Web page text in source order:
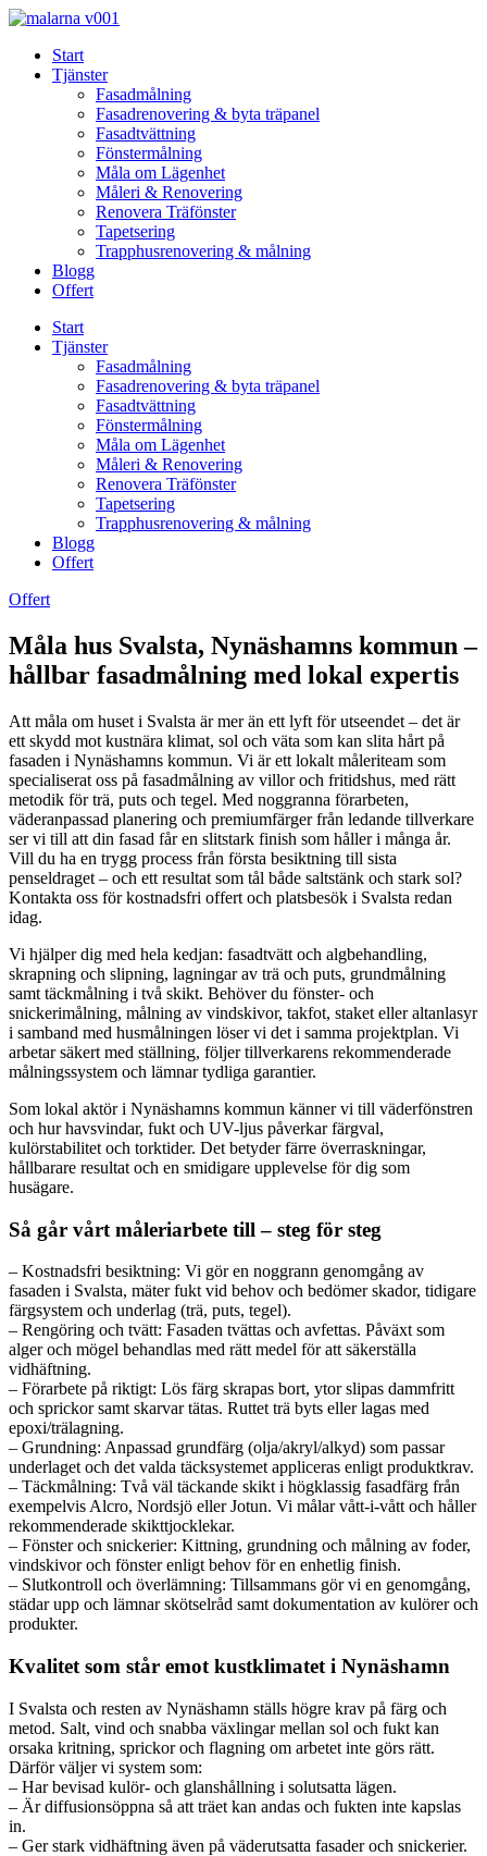
Skip
contentStart
Tjänster
Fasadmålning
Fasadrenovering & byta träpanel
Fasadtvättning
Fönstermålning
Måla om Lägenhet
Måleri & Renovering
Renovera Träfönster
Tapetsering
Trapphusrenovering & målning
Blogg
Offert
Start
Tjänster
Fasadmålning
Fasadrenovering & byta träpanel
Fasadtvättning
Fönstermålning
Måla om Lägenhet
Måleri & Renovering
Renovera Träfönster
Tapetsering
Trapphusrenovering & målning
Blogg
Offert
Offert
Måla hus Svalsta, Nynäshamns kommun –
hållbar fasadmålning med lokal expertis
Att måla om huset i Svalsta är mer än ett lyft för utseendet – det är
ett skydd mot kustnära klimat, sol och väta som kan slita hårt på
fasaden i Nynäshamns kommun. Vi är ett lokalt måleriteam som
specialiserat oss på fasadmålning av villor och fritidshus, med rätt
metodik för trä, puts och tegel. Med noggranna förarbeten,
väderanpassad planering och premiumfärger från ledande tillverkare
ser vi till att din fasad får en slitstark finish som håller i många år.
Vill du ha en trygg process från första besiktning till sista
penseldraget – och ett resultat som tål både saltstänk och stark sol?
Kontakta oss för kostnadsfri offert och platsbesök i Svalsta redan
idag.
Vi hjälper dig med hela kedjan: fasadtvätt och algbehandling,
skrapning och slipning, lagningar av trä och puts, grundmålning
samt täckmålning i två skikt. Behöver du fönster- och
snickerimålning, målning av vindskivor, takfot, staket eller altanlasyr
i samband med husmålningen löser vi det i samma projektplan. Vi
arbetar säkert med ställning, följer tillverkarens rekommenderade
målningssystem och lämnar tydliga garantier.
Som lokal aktör i Nynäshamns kommun känner vi till väderfönstren
och hur havsvindar, fukt och UV-ljus påverkar färgval,
kulörstabilitet och torktider. Det betyder färre överraskningar,
hållbarare resultat och en smidigare upplevelse för dig som
husägare.
Så går vårt måleriarbete till – steg för steg
– Kostnadsfri besiktning: Vi gör en noggrann genomgång av
fasaden i Svalsta, mäter fukt vid behov och bedömer skador, tidigare
färgsystem och underlag (trä, puts, tegel).
– Rengöring och tvätt: Fasaden tvättas och avfettas. Påväxt som
alger och mögel behandlas med rätt medel för att säkerställa
vidhäftning.
– Förarbete på riktigt: Lös färg skrapas bort, ytor slipas dammfritt
och sprickor samt skarvar tätas. Ruttet trä byts eller lagas med
epoxi/trälagning.
– Grundning: Anpassad grundfärg (olja/akryl/alkyd) som passar
underlaget och det valda täcksystemet appliceras enligt produktkrav.
– Täckmålning: Två väl täckande skikt i högklassig fasadfärg från
exempelvis Alcro, Nordsjö eller Jotun. Vi målar vått-i-vått och håller
rekommenderade skikttjocklekar.
– Fönster och snickerier: Kittning, grundning och målning av foder,
vindskivor och fönster enligt behov för en enhetlig finish.
– Slutkontroll och överlämning: Tillsammans gör vi en genomgång,
städar upp och lämnar skötselråd samt dokumentation av kulörer och
produkter.
Kvalitet som står emot kustklimatet i Nynäshamn
I Svalsta och resten av Nynäshamn ställs högre krav på färg och
metod. Salt, vind och snabba växlingar mellan sol och fukt kan
orsaka kritning, sprickor och flagning om arbetet inte görs rätt.
Därför väljer vi system som:
– Har bevisad kulör- och glanshållning i solutsatta lägen.
– Är diffusionsöppna så att träet kan andas och fukten inte kapslas
in.
– Ger stark vidhäftning även på väderutsatta fasader och snickerier.